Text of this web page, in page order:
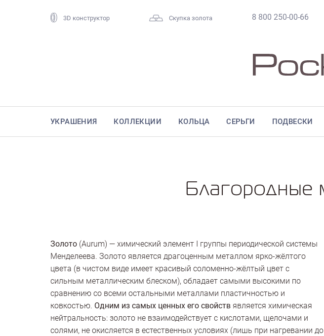
3D конструктор Скупка золота 8 800 250-00-66
УКРАШЕНИЯ КОЛЛЕКЦИИ КОЛЬЦА СЕРЬГИ ПОДВЕСКИ
Благородные
Золото (Aurum) — химический элемент I группы периодической системы
Менделеева. Золото является драгоценным металлом ярко-жёлтого
цвета (в чистом виде имеет красивый соломенно-жёлтый цвет с
сильным металлическим блеском), обладает самыми высокими по
сравнению со всеми остальными металлами пластичностью и
ковкостью. Одним из самых ценных его свойств является химическая
нейтральность: золото не взаимодействует с кислотами, щелочами и
солями, не окисляется в естественных условиях (лишь при нагревании до